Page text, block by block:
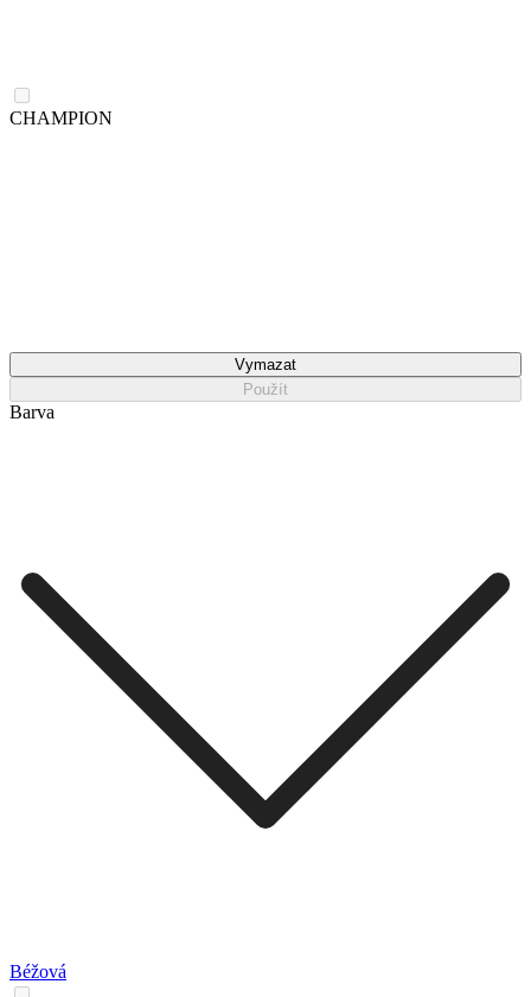
CHAMPION
Vymazat
Použít
Barva
Béžová